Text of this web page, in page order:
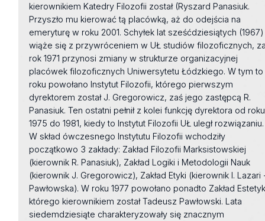
kierownikiem Katedry Filozofii został (Ryszard Panasiuk.
Przyszło mu kierować tą placówką, aż do odejścia na
emeryturę w roku 2001. Schyłek lat sześćdziesiątych (1967)
wiąże się z przywróceniem w UŁ studiów filozoficznych,
rok 1971 przynosi zmiany w strukturze organizacyjnej
placówek filozoficznych Uniwersytetu Łódzkiego. W tym to
roku powołano Instytut Filozofii, którego pierwszym
dyrektorem został J. Gregorowicz, zaś jego zastępcą R.
Panasiuk. Ten ostatni pełnił z kolei funkcję dyrektora od roku
1975 do 1981, kiedy to Instytut Filozofii UŁ uległ rozwiązaniu.
W skład ówczesnego Instytutu Filozofii wchodziły
początkowo 3 zakłady: Zakład Filozofii Marksistowskiej
(kierownik R. Panasiuk), Zakład Logiki i Metodologii Nauk
(kierownik J. Gregorowicz), Zakład Etyki (kierownik I. Lazari
Pawłowska). W roku 1977 powołano ponadto Zakład
którego kierownikiem został Tadeusz Pawłowski. Lata
siedemdziesiąte charakteryzowały się znacznym